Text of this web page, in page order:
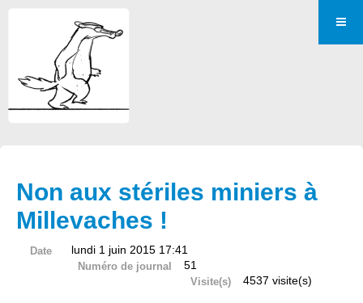
Non aux stériles miniers à
Millevaches !
Date lundi 1 juin 2015 17:41
Numéro de journal 51
Visite(s) 4537 visite(s)